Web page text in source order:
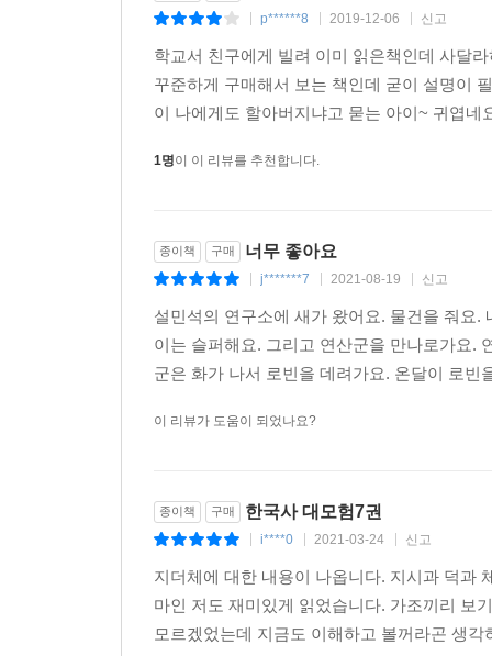
p******8 2019-12-06 신고
학교서 친구에게 빌려 이미 읽은책인데 사달
꾸준하게 구매해서 보는 책인데 굳이 설명이
이 나에게도 할아버지냐고 묻는 아이~ 귀엽
1명이 이 리뷰를 추천합니다.
종이책 구매 너무 좋아요
j*******7 2021-08-19 신고
설민석의 연구소에 새가 왔어요. 물건을 줘요
이는 슬퍼해요. 그리고 연산군을 만나로가요.
군은 화가 나서 로빈을 데려가요. 온달이 로
이 리뷰가 도움이 되었나요?
종이책 구매 한국사 대모험7권
i****0 2021-03-24 신고
지더체에 대한 내용이 나옵니다. 지시과 덕과
마인 저도 재미있게 읽었습니다. 가조끼리 보
모르겠었는데 지금도 이해하고 볼꺼라곤 생